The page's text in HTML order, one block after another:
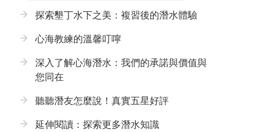
探索墾丁水下之美：複習後的潛水體驗
心海教練的溫馨叮嚀
深入了解心海潛水：我們的承諾與價值與
您同在
聽聽潛友怎麼說！真實五星好評
延伸閱讀：探索更多潛水知識